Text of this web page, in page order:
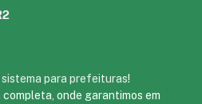
sistema para prefeituras!
completa, onde garantimos em